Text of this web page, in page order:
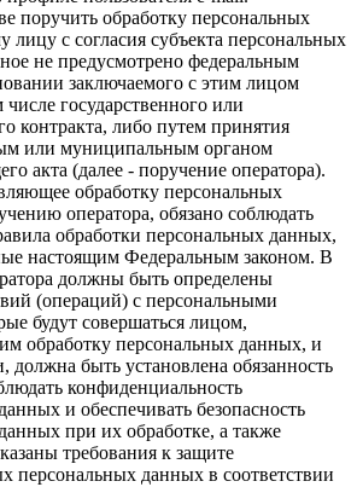
поручить обработку персональных
лицу с согласия субъекта персональных
не предусмотрено федеральным
заключаемого с этим лицом
числе государственного или
контракта, либо путем принятия
или муниципальным органом
акта (далее - поручение оператора).
обработку персональных
оператора, обязано соблюдать
обработки персональных данных,
настоящим Федеральным законом. В
должны быть определены
(операций) с персональными
будут совершаться лицом,
обработку персональных данных, и
должна быть установлена обязанность
конфиденциальность
и обеспечивать безопасность
при их обработке, а также
требования к защите
персональных данных в соответствии